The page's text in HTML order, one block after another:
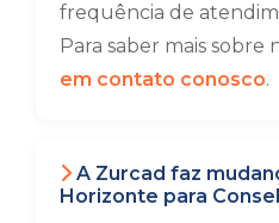
frequência de
Para saber mais sobre
em contato conosco.
A Zurcad faz
Horizonte para